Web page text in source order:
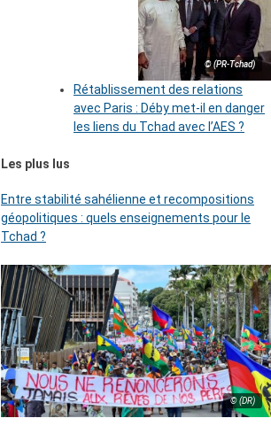
© (PR-Tchad)
Rétablissement des relations
avec Paris : Déby met-il en danger
les liens du Tchad avec l’AES ?
Les plus lus
Entre stabilité sahélienne et recompositions
géopolitiques : quels enseignements pour le
Tchad ?
© (DR)